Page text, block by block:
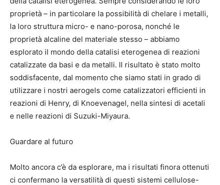
proprietà – in particolare la possibilità di chelare i metalli,
la loro struttura micro- e nano-porosa, nonché le
proprietà alcaline del materiale stesso – abbiamo
esplorato il mondo della catalisi eterogenea di reazioni
catalizzate da basi e da metalli. Il risultato è stato molto
soddisfacente, dal momento che siamo stati in grado di
utilizzare i nostri aerogels come catalizzatori efficienti in
reazioni di Henry, di Knoevenagel, nella sintesi di acetali
e nelle reazioni di Suzuki-Miyaura.
Guardare al futuro
Molto ancora c’è da esplorare, ma i risultati finora ottenuti
ci confermano la versatilità di questi sistemi cellulose-